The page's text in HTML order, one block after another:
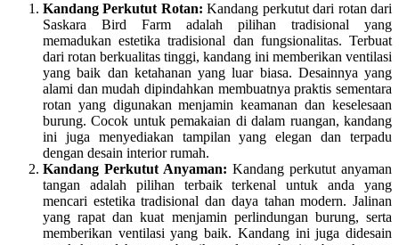
Kandang Perkutut Rotan: Kandang perkutut dari rotan dari
Saskara Bird Farm adalah pilihan tradisional yang
memadukan estetika tradisional dan fungsionalitas. Terbuat
dari rotan berkualitas tinggi, kandang ini memberikan ventilasi
yang baik dan ketahanan yang luar biasa. Desainnya yang
alami dan mudah dipindahkan membuatnya praktis sementara
rotan yang digunakan menjamin keamanan dan keselesaan
burung. Cocok untuk pemakaian di dalam ruangan, kandang
ini juga menyediakan tampilan yang elegan dan terpadu
dengan desain interior rumah.
Kandang Perkutut Anyaman: Kandang perkutut anyaman
tangan adalah pilihan terbaik terkenal untuk anda yang
mencari estetika tradisional dan daya tahan modern. Jalinan
yang rapat dan kuat menjamin perlindungan burung, serta
memberikan ventilasi yang baik. Kandang ini juga didesain